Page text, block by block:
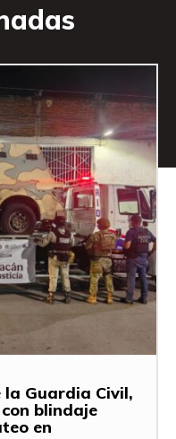
la Guardia Civil,
blindaje
en